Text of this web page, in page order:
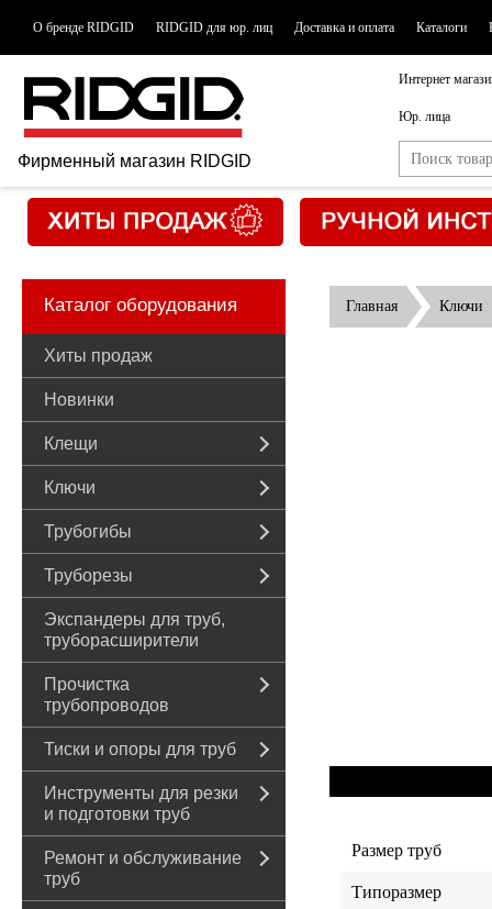
О бренде RIDGID RIDGID для юр. лиц Доставка и оплата Каталоги
Фирменный магазин RIDGID
Интернет
Юр. лица
Каталог оборудования
Хиты продаж
Новинки
Клещи
Ключи
Трубогибы
Труборезы
Экспандеры для труб,
труборасширители
Прочистка
трубопроводов
Тиски и опоры для труб
Инструменты для резки
и подготовки труб
Ремонт и обслуживание
труб
Главная Ключи
Размер труб
Типоразмер